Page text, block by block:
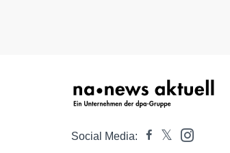
Social Media: